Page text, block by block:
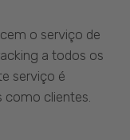
o serviço de
a todos os
serviço é
como clientes.